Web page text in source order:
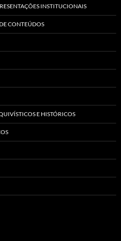
INSTITUCIONAIS
CONTEÚDOS
E HISTÓRICOS